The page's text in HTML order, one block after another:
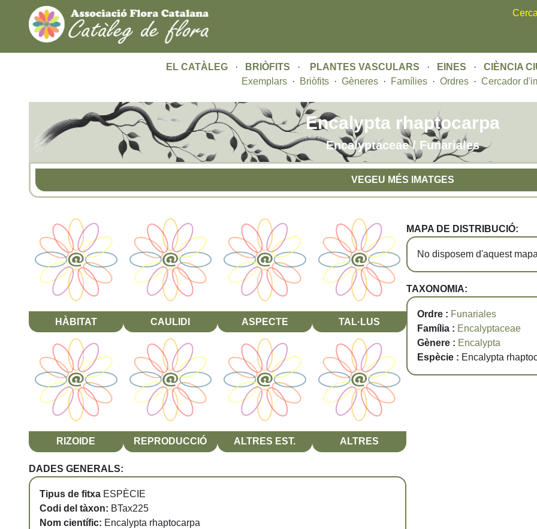
EL CATÀLEG· BRIÒFITS · PLANTES VASCULARS · EINES · CIÈNCIA
Exemplars · Briòfits · Gèneres · Famílies · Ordres · Cercador
Encalypta rhaptocarpa
Encalyptaceae / Funariales
VEGEU MÉS IMATGES
HÀBITAT CAULIDI ASPECTE TAL·LUS
RIZOIDE REPRODUCCIÓ ALTRES EST. ALTRES
DADES GENERALS:
Tipus de fitxa ESPÈCIE
Codi del tàxon: BTax225
Nom científic: Encalypta rhaptocarpa
MAPA DE DISTRIBUCIÓ:
No disposem d'aquest
TAXONOMIA:
Ordre : Funariales
Família : Encalyptaceae
Gènere : Encalypta
Espècie : Encalypta